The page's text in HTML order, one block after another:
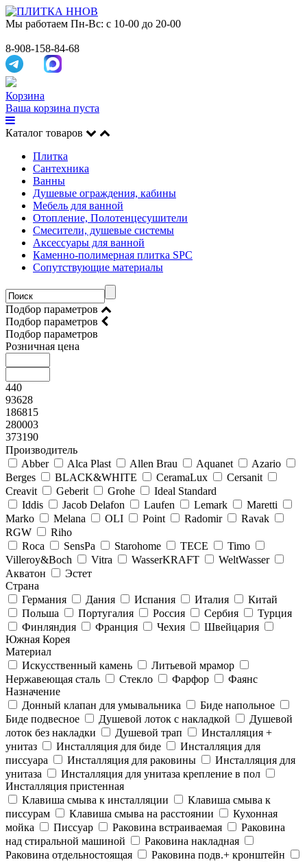
Мы работаем Пн-Вс: с 10-00 до 20-00
8-908-158-84-68
Корзина
Ваша корзина пуста
Каталог товаров
Плитка
Сантехника
Ванны
Душевые ограждения, кабины
Мебель для ванной
Отопление, Полотенцесушители
Смесители, душевые системы
Аксессуары для ванной
Каменно-полимерная плитка SPC
Сопутствующие материалы
Подбор параметров
Подбор параметров
Подбор параметров
Розничная цена
440
93628
186815
280003
373190
Производитель
Abber
Alca Plast Allen Brau Aquanet
Azario
Berges
BLACK&WHITE CeramaLux
Cersanit
Creavit
Geberit Grohe
Ideal Standard
Iddis
Jacob Delafon Laufen Lemark
Maretti
Marko
Melana OLI Point Radomir
Ravak
RGW
Riho
Roca
SensPa Starohome TECE
Timo
Villeroy&Boсh
Vitra WasserKRAFT
WeltWasser
Акватон
Эстет
Страна
Германия
Дания Испания Италия
Китай
Польша
Португалия Россия Сербия
Турция
Финляндия
Франция Чехия
Швейцария
Южная Корея
Материал
Искусственный камень
Литьевой мрамор
Нержавеющая сталь
Стекло Фарфор
Фаянс
Назначение
Донный клапан для умывальника
Биде напольное
Биде подвесное
Душевой лоток с накладкой
Душевой
лоток без накладки
Душевой трап
Инсталляция +
унитаз
Инсталляция для биде
Инсталляция для
писсуара
Инсталляция для раковины
Инсталляция для
унитаза
Инсталляция для унитаза крепление в пол
Инсталляция пристенная
Клавиша смыва к инсталляции
Клавиша смыва к
писсурам
Клавиша смыва на расстоянии
Кухонная
мойка
Писсуар Раковина встраиваемая
Раковина
над стиральной машиной
Раковина накладная
Раковина отдельностоящая
Раковина подв.+ кронштейн